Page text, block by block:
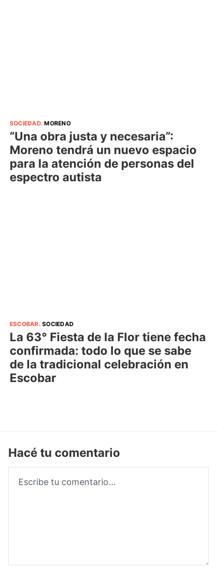
SOCIEDAD.MORENO
“Una obra justa y necesaria”:
Moreno tendrá un nuevo espacio
para la atención de personas del
espectro autista
ESCOBAR.SOCIEDAD
La 63° Fiesta de la Flor tiene fecha
confirmada: todo lo que se sabe
de la tradicional celebración en
Escobar
Hacé tu comentario